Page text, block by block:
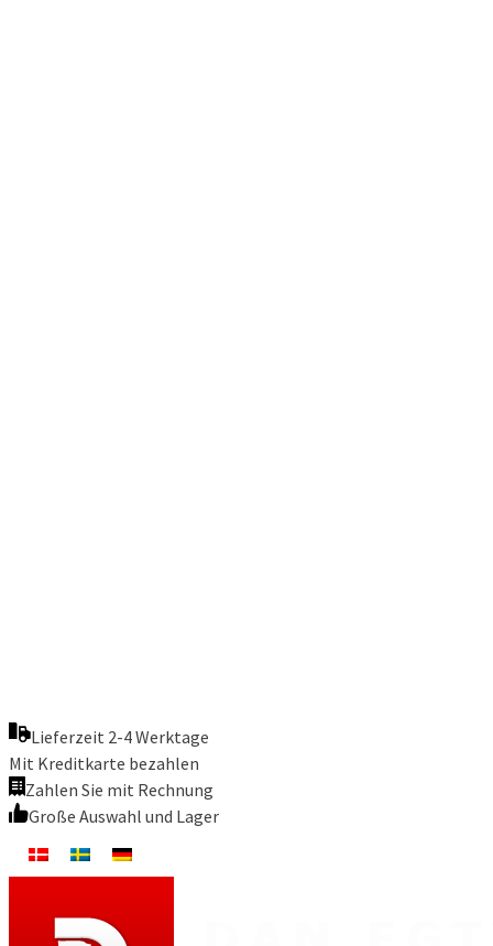
Lieferzeit 2-4 Werktage
Mit Kreditkarte bezahlen
Zahlen Sie mit Rechnung
Große Auswahl und Lager